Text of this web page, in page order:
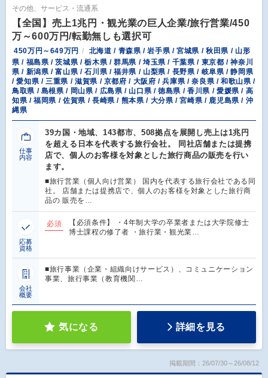
その他、サービス・流通系
【全国】売上1兆円・観光業の巨人企業/旅行営業/450
万～600万円/転勤無しも選択可
450万円～649万円
北海道 / 青森県 / 岩手県 / 宮城県 / 秋田県 / 山形
県 / 福島県 / 茨城県 / 栃木県 / 群馬県 / 埼玉県 / 千葉県 / 東京都 / 神奈川
県 / 新潟県 / 富山県 / 石川県 / 福井県 / 山梨県 / 長野県 / 岐阜県 / 静岡県
/ 愛知県 / 三重県 / 滋賀県 / 京都府 / 大阪府 / 兵庫県 / 奈良県 / 和歌山県 /
鳥取県 / 島根県 / 岡山県 / 広島県 / 山口県 / 徳島県 / 香川県 / 愛媛県 / 高
知県 / 福岡県 / 佐賀県 / 長崎県 / 熊本県 / 大分県 / 宮崎県 / 鹿児島県 / 沖
縄県
仕事
内容
39カ国・地域、143都市、508拠点を展開し売上は1兆円
を超える日本を代表する旅行会社。 同社店舗または提携
店で、個人のお客様を対象とした旅行商品の販売を行い
ます。
■旅行営業（個人向け営業） 国内を代表する旅行会社である同
社。 店舗または提携店で、個人のお客様を対象とした旅行商
品の 販売を…
応募
資格
必須
【必須条件】 ・4年制大学の卒業者または大学院修士
博士課程の修了者 ・旅行業・観光業…
会社
概要
■旅行事業（企業・組織向けサービス）、コミュニケーション
事業、旅行事業（教育機関…
気になる 詳細を見る
掲載期間：26/07/30～26/08/12